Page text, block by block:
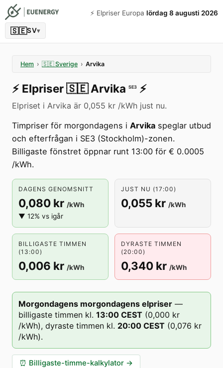
⚡️ Elpriser Europa lördag 8 augusti 2026
🇸🇪SV▾
Hem › 🇸🇪 Sverige › Arvika
⚡️ Elpriser🇸🇪 Arvika SE3 ⚡️
Elpriset i Arvika är 0,055 kr /kWh just nu.
Timpriser för morgondagens i Arvika speglar utbud
och efterfrågan i SE3 (Stockholm)-zonen.
Billigaste fönstret öppnar runt 13:00 för € 0.0005
/kWh.
DAGENS GENOMSNITT
0,080 kr /kWh
▼ 12% vs igår
JUST NU (17:00)
0,055 kr /kWh
BILLIGASTE TIMMEN
(13:00)
0,006 kr /kWh
DYRASTE TIMMEN
(20:00)
0,340 kr /kWh
Morgondagens morgondagens elpriser —
billigaste timmen kl. 13:00 CEST (0,000 kr
/kWh), dyraste timmen kl. 20:00 CEST (0,076 kr
/kWh).
⏰ Billigaste-timme-kalkylator →